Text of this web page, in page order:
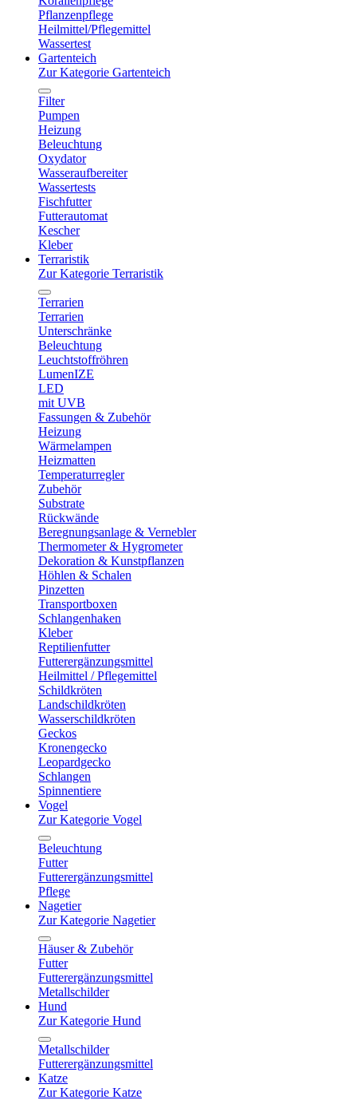
Pflanzenpflege
Heilmittel/Pflegemittel
Wassertest
Gartenteich
Zur Kategorie Gartenteich
Filter
Pumpen
Heizung
Beleuchtung
Oxydator
Wasseraufbereiter
Wassertests
Fischfutter
Futterautomat
Kescher
Kleber
Terraristik
Zur Kategorie Terraristik
Terrarien
Terrarien
Unterschränke
Beleuchtung
Leuchtstoffröhren
LumenIZE
LED
mit UVB
Fassungen & Zubehör
Heizung
Wärmelampen
Heizmatten
Temperaturregler
Zubehör
Substrate
Rückwände
Beregnungsanlage & Vernebler
Thermometer & Hygrometer
Dekoration & Kunstpflanzen
Höhlen & Schalen
Pinzetten
Transportboxen
Schlangenhaken
Kleber
Reptilienfutter
Futterergänzungsmittel
Heilmittel / Pflegemittel
Schildkröten
Landschildkröten
Wasserschildkröten
Geckos
Kronengecko
Leopardgecko
Schlangen
Spinnentiere
Vogel
Zur Kategorie Vogel
Beleuchtung
Futter
Futterergänzungsmittel
Pflege
Nagetier
Zur Kategorie Nagetier
Häuser & Zubehör
Futter
Futterergänzungsmittel
Metallschilder
Hund
Zur Kategorie Hund
Metallschilder
Futterergänzungsmittel
Katze
Zur Kategorie Katze